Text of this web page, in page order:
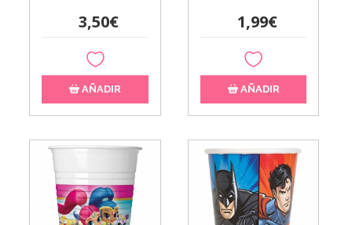
3,50€
AÑADIR
1,99€
AÑADIR